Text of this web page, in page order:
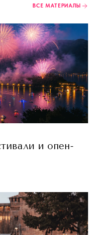
ВСЕ МАТЕРИАЛЫ
и опен-